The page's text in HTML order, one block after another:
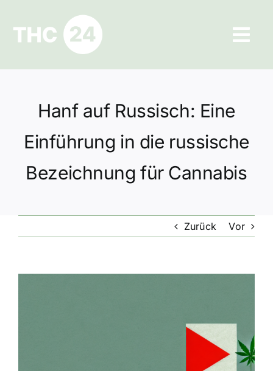
springen
Ratgeber
Hilfe und Kontakt
Datenschutz
Hanf auf Russisch: Eine
Einführung in die russische
Bezeichnung für Cannabis
Zurück Vor